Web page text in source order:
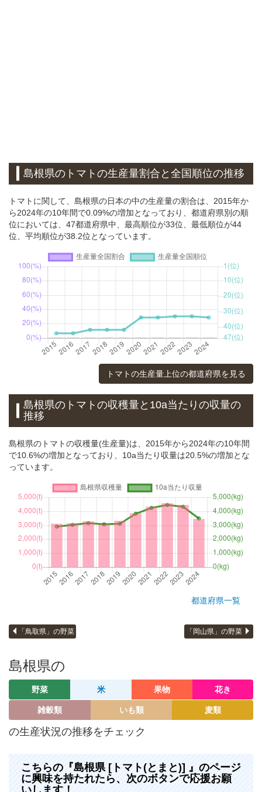
島根県のトマトの生産量割合と全国順位の推移
トマトに関して、島根県の日本の中の生産量の割合は、2015年か
ら2024年の10年間で0.09%の増加となっており、都道府県別の順
位においては、47都道府県中、最高順位が33位、最低順位が44
位、平均順位が38.2位となっています。
トマトの生産量上位の都道府県を見る
島根県のトマトの収穫量と10a当たりの収量の
推移
島根県のトマトの収穫量(生産量)は、2015年から2024年の10年間
で10.6%の増加となっており、10a当たり収量は20.5%の増加とな
っています。
都道府県一覧
「鳥取県」の野菜 「岡山県」の野菜
島根県の
野菜 米 果物 花き
雑穀類 いも類 麦類
の生産状況の推移をチェック
こちらの『島根県 [トマト(とまと)] 』のページ
に興味を持たれたら、次のボタンで応援お願